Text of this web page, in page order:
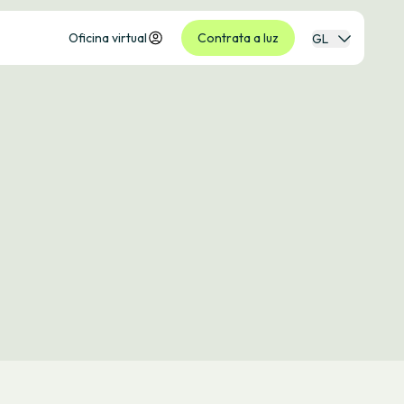
Oficina virtual Contrata a luz GL